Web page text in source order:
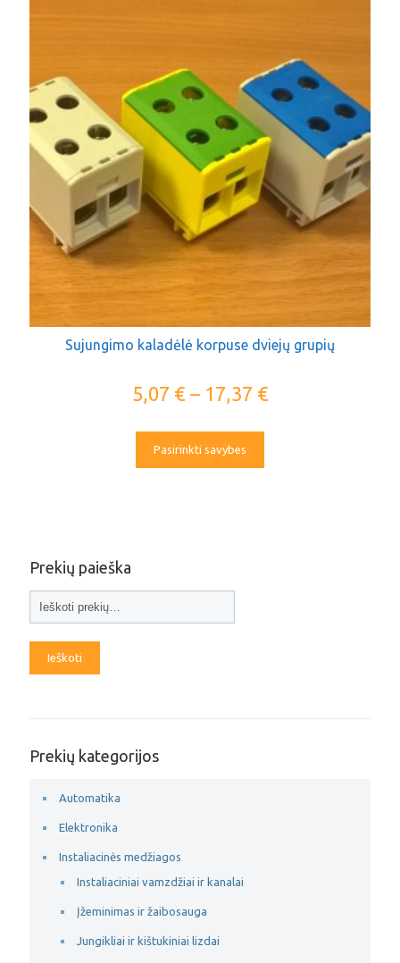
Sujungimo kaladėlė korpuse dviejų grupių
5,07 €– 17,37 €
Pasirinkti savybes
Prekių paieška
Ieškoti
Prekių kategorijos
Automatika
Elektronika
Instaliacinės medžiagos
Instaliaciniai vamzdžiai ir kanalai
Įžeminimas ir žaibosauga
Jungikliai ir kištukiniai lizdai